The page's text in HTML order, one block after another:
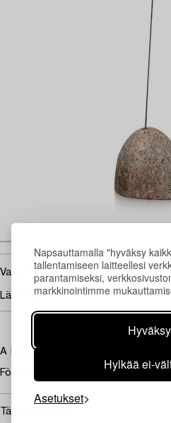
Napsauttamalla "hyväksy
tallentamiseen laitteellesi
parantamiseksi,
markkinointimme
Hylkää ei-
Asetukset
Vasarahinta
Lähtöhinta
A Ray Urban silver bird made in
Förgylld. Havstrut på tråd fastsatt
Täydennyslista